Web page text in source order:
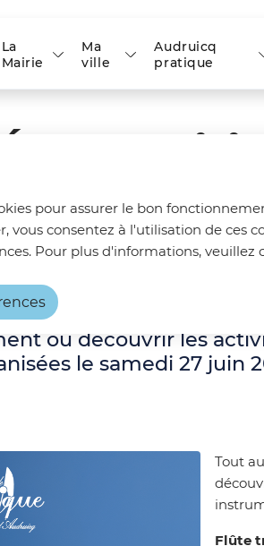
pour assurer le bon
vous consentez à l'utilisation de ces
Pour plus d'informations, veuillez
La
Mairie
Ma
ville
Audruicq
pratique
de Musique
ou découvrir les
le samedi 27 juin
Tout
Flûte